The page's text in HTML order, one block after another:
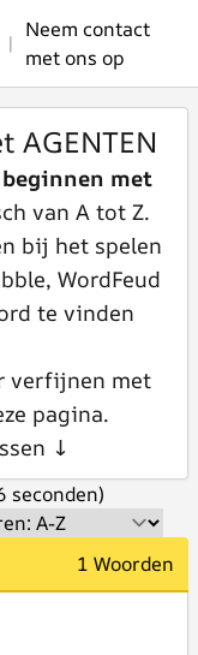
|
Neem contact
met ons op
AGENTEN
met
van A tot Z.
bij het spelen
WordFeud
te vinden
verfijnen met
pagina.
↓
seconden)
1 Woorden